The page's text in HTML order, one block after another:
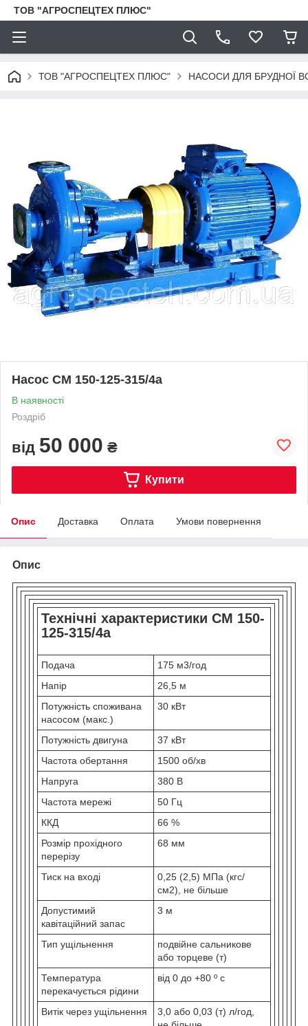
ТОВ "АГРОСПЕЦТЕХ ПЛЮС"
ТОВ "АГРОСПЕЦТЕХ ПЛЮС" НАСОСИ ДЛЯ БРУДНОЇ
Насос СМ 150-125-315/4а
В наявності
Роздріб
від 50 000 ₴
Купити
Опис Доставка Оплата Умови повернення
Опис
Технічні характеристики СМ 150-
125-315/4а
Подача
175 м3/год
Напір
26,5 м
Потужність споживана
насосом (макс.)
30 кВт
Потужність двигуна
37 кВт
Частота обертання
1500 об/хв
Напруга
380 В
Частота мережі
50 Гц
ККД
66 %
Розмір прохідного
перерізу
68 мм
Тиск на вході
0,25 (2,5) МПа (кгс/
см2), не більше
Допустимий
кавітаційний запас
3 м
Тип ущільнення
подвійне сальникове
або торцеве (т)
Температура
перекачується рідини
від 0 до +80 º с
Витік через ущільнення
3,0 або 0,03 (т) л/год,